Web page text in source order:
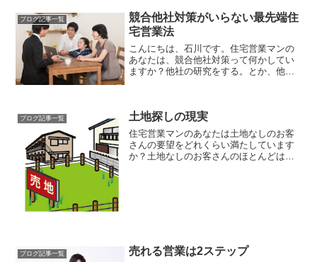
ブログ記事一覧
競合他社対策がいらない最先端住
宅営業法
こんにちは、石川です。住宅営業マンの
あなたは、競合他社対策って何かしてい
ますか？他社の研究をする。とか、他社
っている様な事を未だに信じ...
ブログ記事一覧 土地探しの現実
住宅営業マンのあなたは土地なしのお客
さんの要望をどれくらい満たしています
か？土地なしのお客さんのほとんどは
ブログ記事一覧 売れる営業は2ステップ